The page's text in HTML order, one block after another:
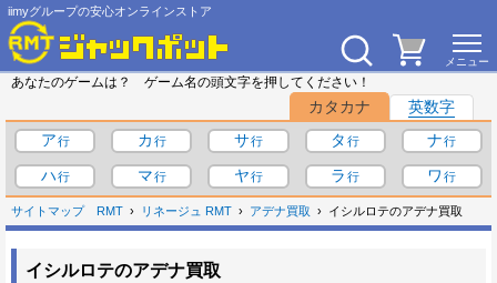
iimyグループの安心オンラインストア
あなたのゲームは？ ゲーム名の頭文字を押してください！
カタカナ
英数字
ア
カ サ タ
ナ
ハ
マ ヤ ラ ワ
サイトマップ RMT リネージュ RMT アデナ買取 イシルロテのアデナ買取
イシルロテのアデナ買取